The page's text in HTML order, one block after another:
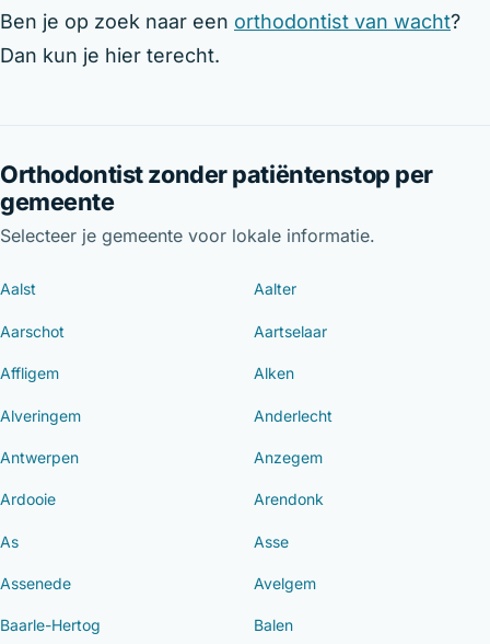
Ben je op zoek naar een orthodontist van wacht?
Dan kun je hier terecht.
Orthodontist zonder patiëntenstop per
gemeente
Selecteer je gemeente voor lokale informatie.
Aalst Aalter
Aarschot Aartselaar
Affligem Alken
Alveringem Anderlecht
Antwerpen Anzegem
Ardooie Arendonk
As Asse
Assenede Avelgem
Baarle-Hertog Balen